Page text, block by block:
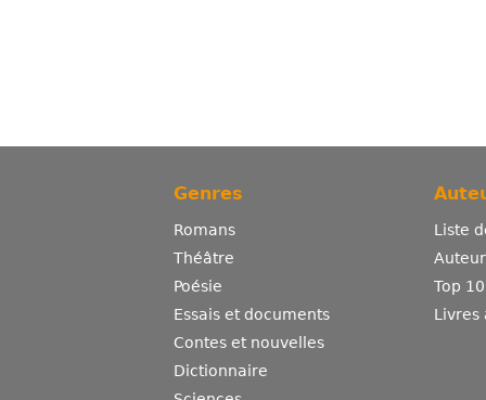
Genres
Romans
Théâtre
Poésie
Essais et documents
Contes et nouvelles
Dictionnaire
Liste
Top
Livres